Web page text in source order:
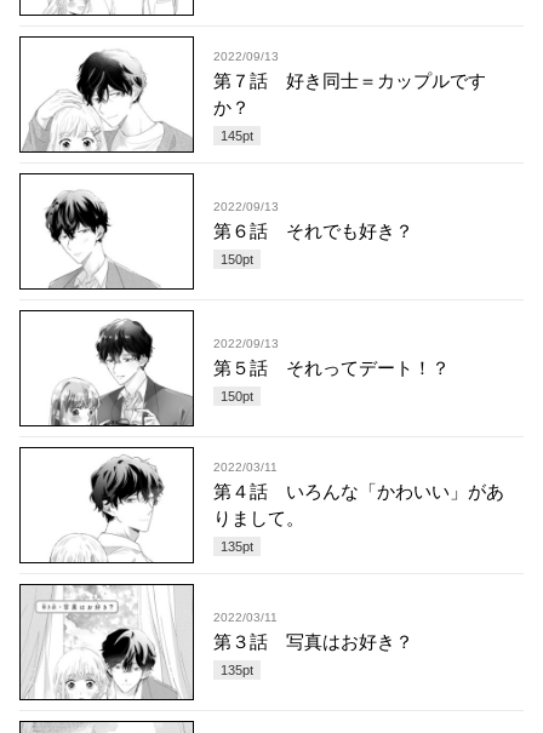
2022/09/13
第７話 好き同士＝カップルです
か？
145pt
2022/09/13
第６話 それでも好き？
150pt
2022/09/13
第５話 それってデート！？
150pt
2022/03/11
第４話 いろんな「かわいい」があ
りまして。
135pt
2022/03/11
第３話 写真はお好き？
135pt